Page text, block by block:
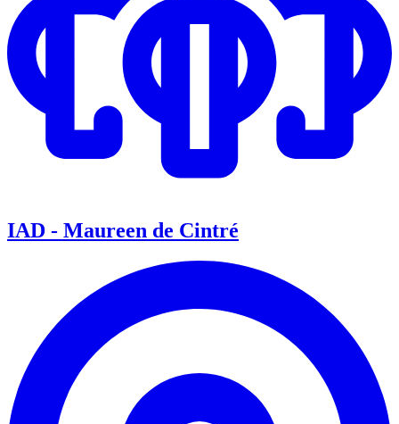
IAD - Maureen de Cintré